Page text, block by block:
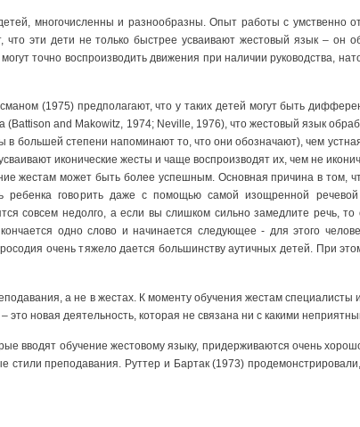
многочисленны и разнообразны. Опыт работы с умственно
эти дети не только быстрее усваивают жестовый язык – он
точно воспроизводить движения при наличии руководства,
(1975) предполагают, что у таких детей могут быть
(Battison and Makowitz, 1974; Neville, 1976), что жестовый язык
в большей степени напоминают то, что они обозначают), чем
иконические жесты и чаще воспроизводят их, чем не
жестам может быть более успешным. Основная причина в том,
ребенка говорить даже с помощью самой изощренной речевой
совсем недолго, а если вы слишком сильно замедлите речь,
одно слово и начинается следующее - для этого
очень тяжело дается большинству аутичных детей. При
а не в жестах. К моменту обучения жестам специалисты
новая деятельность, которая не связана ни с какими
вводят обучение жестовому языку, придерживаются очень
преподавания. Руттер и Бартак (1973)